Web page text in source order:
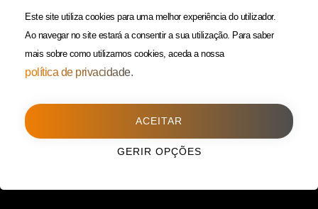
rede fixa)
Porto (Filial)
1588, 2º, sala 304
225 432 051
Política da Privacidade
Este site utiliza cookies para uma melhor experiência do utilizador.
Ao navegar no site estará a consentir a sua utilização. Para saber
mais sobre como utilizamos cookies, aceda a nossa
política de privacidade.
ACEITAR
GERIR OPÇÕES